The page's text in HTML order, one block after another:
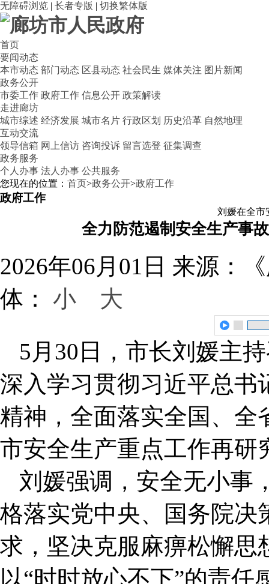
无障碍浏览 | 长者专版 | 切换繁体版
首页
要闻动态
本市动态 部门动态 区县动态 社会民生 媒体关注 图片新闻
政务公开
市委工作 政府工作 信息公开 政策解读
走进廊坊
城市综述 经济发展 城市名片 行政区划 历史沿革 自然地理
互动交流
领导信箱 网上信访 咨询投诉 留言选登 征集调查
政务服务
个人办事 法人办事 公共服务
您现在的位置： 首页>政务公开>政府工作
政府工作
刘媛在全市
全力防范遏制安全生产事
2026年06月01日 来源：
体： 小 大
5月30日，市长刘媛主
深入学习贯彻习近平总书
精神，全面落实全国、全
市安全生产重点工作再研
刘媛强调，安全无小事
格落实党中央、国务院决
求，坚决克服麻痹松懈思
以“时时放心不下”的责